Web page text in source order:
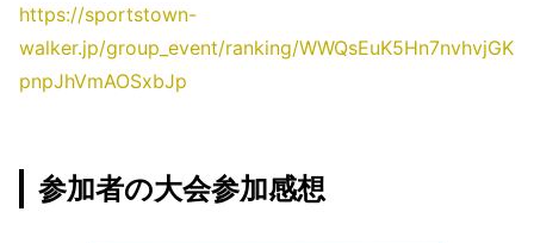
https://sportstown-
walker.jp/group_event/ranking/WWQsEuK5Hn7nvhvjGK
pnpJhVmAOSxbJp
参加者の大会参加感想